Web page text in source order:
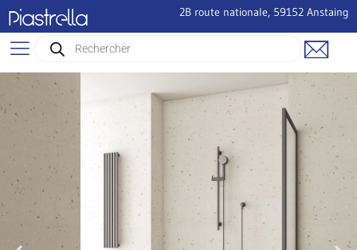
Piastrella 2B route nationale, 59152 Anstaing